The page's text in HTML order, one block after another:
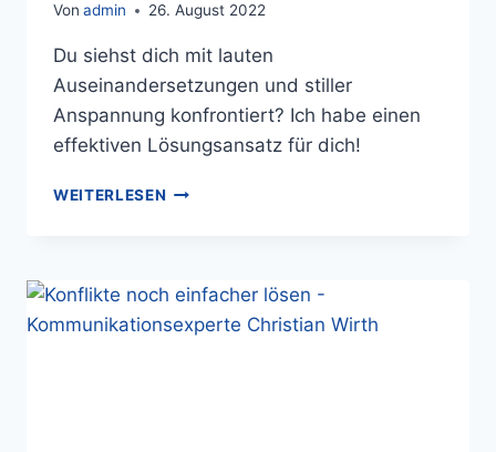
Von admin 26. August 2022
Du siehst dich mit lauten
Auseinandersetzungen und stiller
Anspannung konfrontiert? Ich habe einen
effektiven Lösungsansatz für dich!
WEITERLESEN